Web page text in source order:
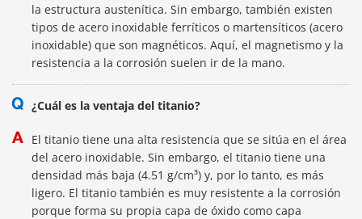
la estructura austenítica. Sin embargo, también existen
tipos de acero inoxidable ferríticos o martensíticos (acero
inoxidable) que son magnéticos. Aquí, el magnetismo y la
resistencia a la corrosión suelen ir de la mano.
¿Cuál es la ventaja del titanio?
El titanio tiene una alta resistencia que se sitúa en el área
del acero inoxidable. Sin embargo, el titanio tiene una
densidad más baja (4.51 g/cm³) y, por lo tanto, es más
ligero. El titanio también es muy resistente a la corrosión
porque forma su propia capa de óxido como capa